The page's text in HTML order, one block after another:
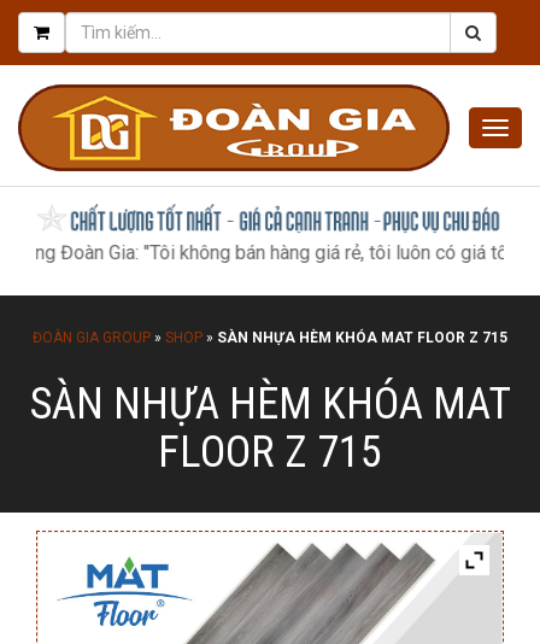
Gia: "Tôi không bán hàng giá rẻ, tôi luôn có giá tốt nhất,
ĐOÀN GIA GROUP » SHOP » SÀN NHỰA HÈM KHÓA MAT FLOOR Z 715
SÀN NHỰA HÈM KHÓA MAT
FLOOR Z 715